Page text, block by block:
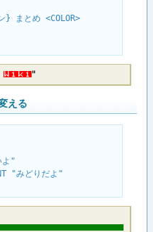
} まとめ <COLOR>
Ｗ​ｉ​ｋ​ｉ ”
える
よ"
"みどりだよ"